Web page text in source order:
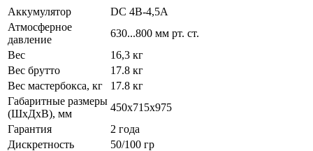
Аккумулятор
DC 4В-4,5А
Атмосферное
давление
630...800 мм рт. ст.
Вес
16,3 кг
Вес брутто
17.8 кг
Вес мастербокса, кг
17.8 кг
Габаритные размеры
(ШхДхВ), мм
450х715х975
Гарантия
2 года
Дискретность
50/100 гр